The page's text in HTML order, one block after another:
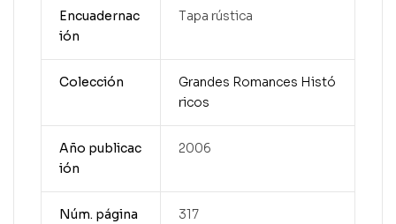
Encuadernac
ión
Tapa rústica
Colección
Grandes Romances Histó
ricos
Año publicac
ión
2006
Núm. página
317